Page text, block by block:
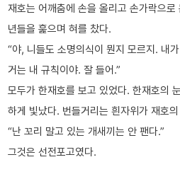
재호는 어깨춤에 손을 올리고 손가락으
년들을 훑으며 혀를 찼다.
“야, 니들도 소명의식이 뭔지 모르지. 내
거는 내 규칙이야. 잘 들어.”
모두가 한재호를 보고 있었다. 한재호의
하게 빛났다. 번들거리는 흰자위가 재호
“난 꼬리 말고 있는 개새끼는 안 팬다.”
그것은 선전포고였다.